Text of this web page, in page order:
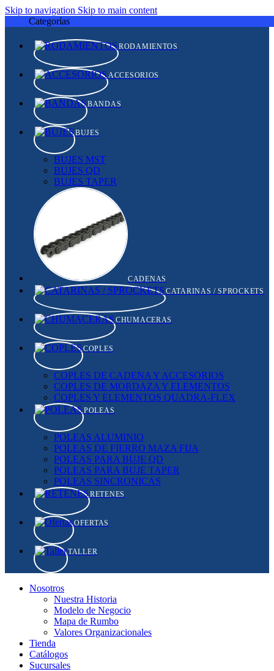
Skip to navigation Skip to main content
Categorías
RODAMIENTOS
ACCESORIOS
BANDAS
BUJES
BUJES MST
BUJES QD
BUJES TAPER
CADENAS
CATARINAS / SPROCKETS
CHUMACERAS
COPLES
COPLES DE CADENA Y ACCESORIOS
COPLES DE MORDAZA Y ELEMENTOS
COPLES Y ELEMENTOS QUADRA-FLEX
POLEAS
POLEAS ALUMINIO
POLEAS DE FIERRO MAZA FIJA
POLEAS PARA BUJE QD
POLEAS PARA BUJE TAPER
POLEAS SINCRONICAS
RETENES
OFERTAS
TALLER
Nosotros
Nuestra Historia
Modelo de Negocio
Mapa de Rumbo
Valores Organizacionales
Tienda
Catálogos
Sucursales